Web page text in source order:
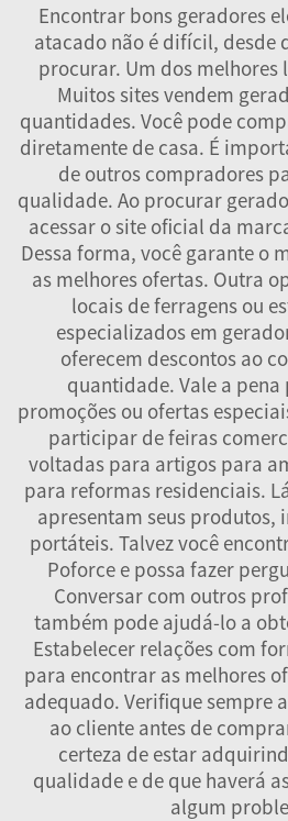
Encontrar bons geradores
atacado não é difícil, desde
procurar. Um dos melhores
Muitos sites vendem
quantidades. Você pode
diretamente de casa. É
de outros compradores
qualidade. Ao procurar
acessar o site oficial da
Dessa forma, você garante o
as melhores ofertas. Outra
locais de ferragens ou
especializados em
oferecem descontos ao
quantidade. Vale a
promoções ou ofertas
participar de feiras
voltadas para artigos para
para reformas residenciais.
apresentam seus produtos,
portáteis. Talvez você
Poforce e possa fazer
Conversar com outros
também pode ajudá-lo a
Estabelecer relações com
para encontrar as melhores
adequado. Verifique sempre
ao cliente antes de
certeza de estar
qualidade e de que haverá
algum